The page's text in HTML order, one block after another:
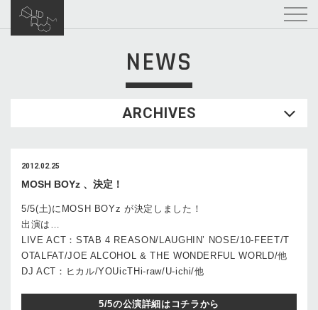
NEWS
ARCHIVES
2012.02.25
MOSH BOYz 、決定！
5/5(土)にMOSH BOYz が決定しました！
出演は…
LIVE ACT：STAB 4 REASON/LAUGHIN’ NOSE/10-FEET/T
OTALFAT/JOE ALCOHOL & THE WONDERFUL WORLD/他
DJ ACT：ヒカル/YOUicTHi-raw/U-ichi/他
5/5の公演詳細はコチラから